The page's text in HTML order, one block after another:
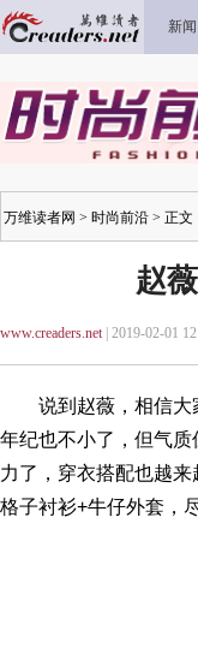
新闻
万维读者网 > 时尚前沿 > 正文
赵
www.creaders.net| 2019-02-01
说到赵薇，相信大家
年纪也不小了，但气
力了，穿衣搭配也越
格子衬衫+牛仔外套，